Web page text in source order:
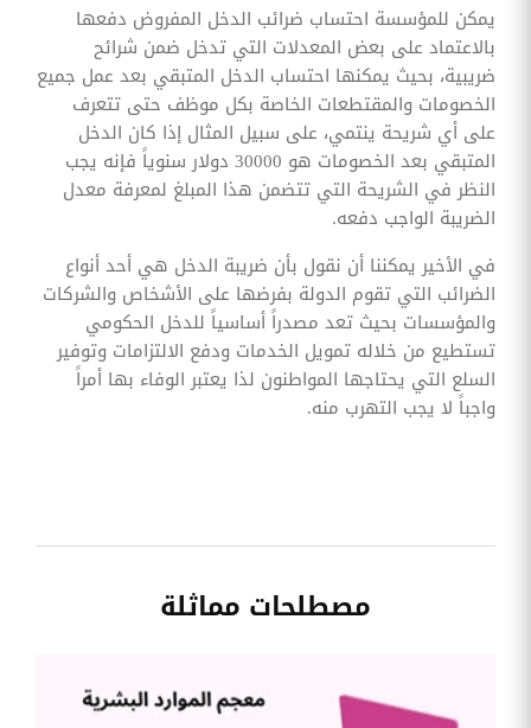
يمكن للمؤسسة احتساب ضرائب الدخل المفروض دفعها
بالاعتماد على بعض المعدلات التي تدخل ضمن شرائح
ضريبية، بحيث يمكنها احتساب الدخل المتبقي بعد عمل جميع
الخصومات والمقتطعات الخاصة بكل موظف حتى تتعرف
على أي شريحة ينتمي، على سبيل المثال إذا كان الدخل
المتبقي بعد الخصومات هو 30000 دولار سنوياً فإنه يجب
النظر في الشريحة التي تتضمن هذا المبلغ لمعرفة معدل
الضريبة الواجب دفعه.
في الأخير يمكننا أن نقول بأن ضريبة الدخل هي أحد أنواع
الضرائب التي تقوم الدولة بفرضها على الأشخاص والشركات
والمؤسسات بحيث تعد مصدراً أساسياً للدخل الحكومي
تستطيع من خلاله تمويل الخدمات ودفع الالتزامات وتوفير
السلع التي يحتاجها المواطنون لذا يعتبر الوفاء بها أمراً
واجباً لا يجب التهرب منه.
مصطلحات مماثلة